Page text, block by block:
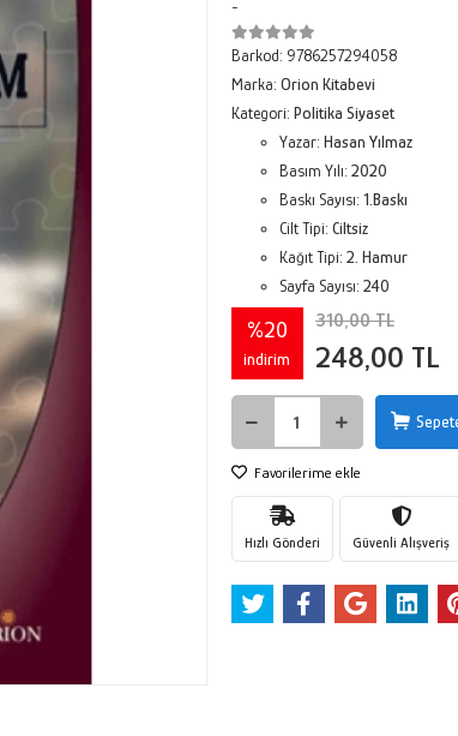
-
Barkod: 9786257294058
Marka: Orion Kitabevi
Kategori: Politika Siyaset
Yazar: Hasan Yılmaz
Basım Yılı: 2020
Baskı Sayısı: 1.Baskı
Cilt Tipi: Ciltsiz
Kağıt Tipi: 2. Hamur
Sayfa Sayısı: 240
%20
indirim
310,00 TL
248,00 TL
Favorilerime ekle
Hızlı Gönderi Güvenli Alışveriş